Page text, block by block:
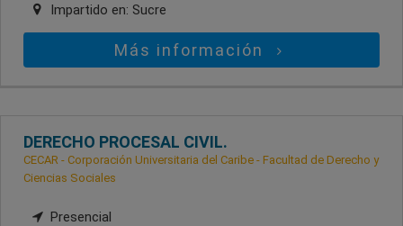
Impartido en: Sucre
Más información
DERECHO PROCESAL CIVIL.
CECAR - Corporación Universitaria del Caribe - Facultad de Derecho y
Ciencias Sociales
Presencial